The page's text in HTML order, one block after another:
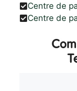
Centre de
Centre de